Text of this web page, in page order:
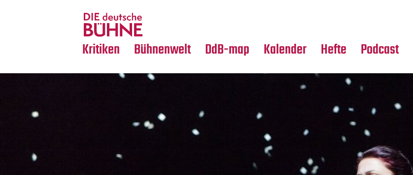
Kritiken
Crossover
Bühnenwelt
Medientipps
DdB-map Kalender Hefte Podcast